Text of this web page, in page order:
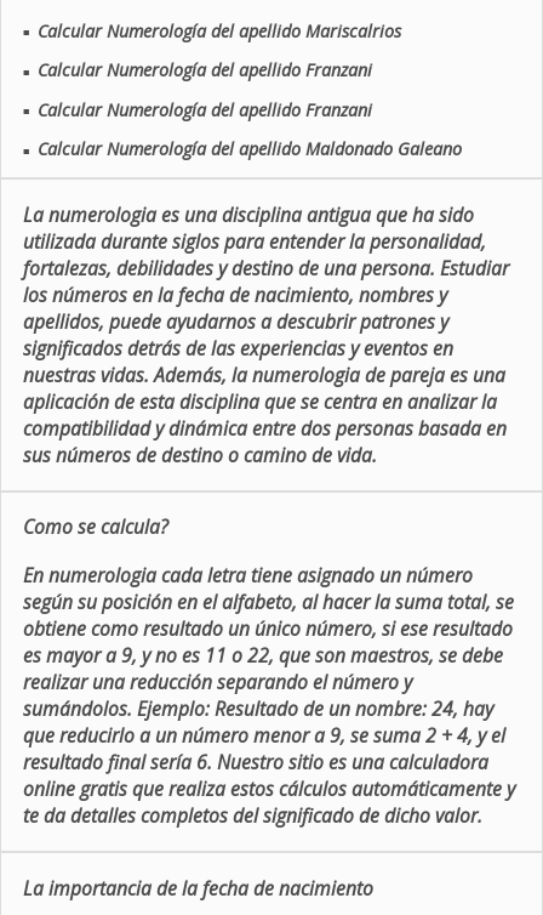
■ Calcular Numerología del apellido Mariscalrios
■ Calcular Numerología del apellido Franzani
■ Calcular Numerología del apellido Franzani
■ Calcular Numerología del apellido Maldonado Galeano
La numerologia es una disciplina antigua que ha sido
utilizada durante siglos para entender la personalidad,
fortalezas, debilidades y destino de una persona. Estudiar
los números en la fecha de nacimiento, nombres y
apellidos, puede ayudarnos a descubrir patrones y
significados detrás de las experiencias y eventos en
nuestras vidas. Además, la numerologia de pareja es una
aplicación de esta disciplina que se centra en analizar la
compatibilidad y dinámica entre dos personas basada en
sus números de destino o camino de vida.
Como se calcula?
En numerologia cada letra tiene asignado un número
según su posición en el alfabeto, al hacer la suma total, se
obtiene como resultado un único número, si ese resultado
es mayor a 9, y no es 11 o 22, que son maestros, se debe
realizar una reducción separando el número y
sumándolos. Ejemplo: Resultado de un nombre: 24, hay
que reducirlo a un número menor a 9, se suma 2 + 4, y el
resultado final sería 6. Nuestro sitio es una calculadora
online gratis que realiza estos cálculos automáticamente y
te da detalles completos del significado de dicho valor.
La importancia de la fecha de nacimiento